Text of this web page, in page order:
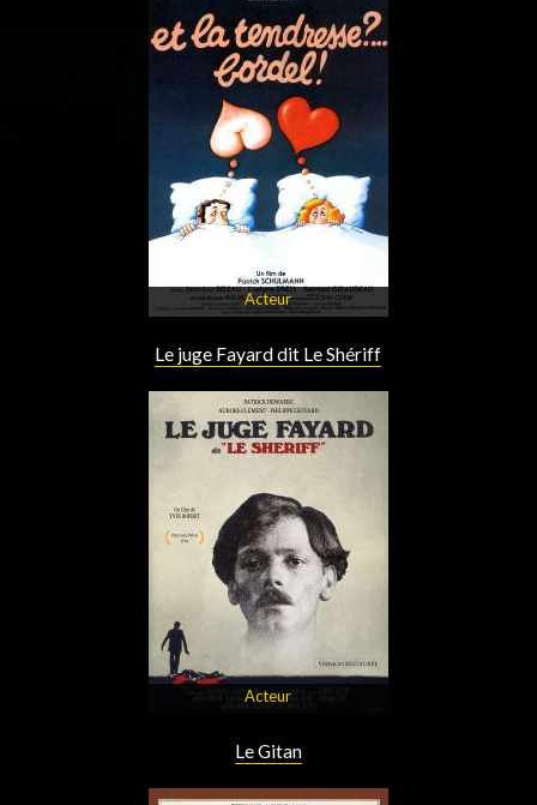
Acteur
Le juge Fayard dit Le Shériff
Acteur
Le Gitan